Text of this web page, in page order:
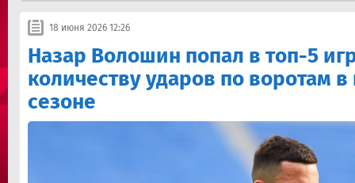
18 июня 2026 12:26
Назар Волошин попал в топ-5
количеству ударов по воротам
сезоне